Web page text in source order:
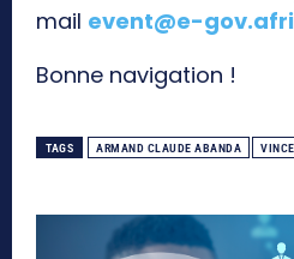
mail event@e-
Bonne navigation !
TAGS ARMAND CLAUDE ABANDA